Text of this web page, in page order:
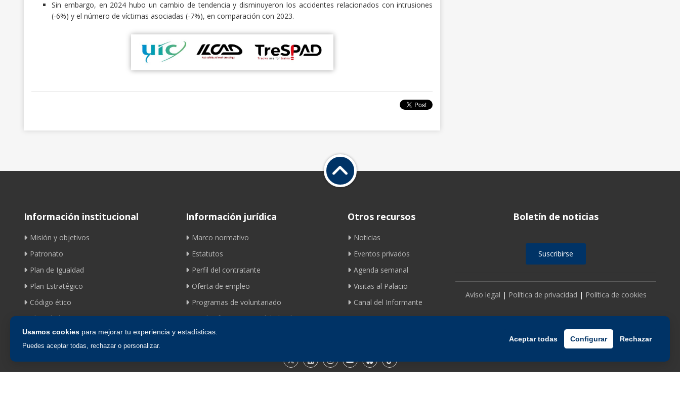
Usamos cookies para mejorar tu experiencia y estadísticas.
Puedes aceptar todas, rechazar o personalizar.
Aceptar todas Configurar Rechazar
Sin embargo, en 2024 hubo un cambio de tendencia y disminuyeron los accidentes relacionados con intrusiones
(-6%) y el número de víctimas asociadas (-7%), en comparación con 2023.
Información institucional
Misión y objetivos
Patronato
Plan de Igualdad
Plan Estratégico
Código ético
Identidad corporativa
Información jurídica
Marco normativo
Estatutos
Perfil del contratante
Oferta de empleo
Programas de voluntariado
Ayudas fomento movilidad ciclista
Otros recursos
Noticias
Eventos privados
Agenda semanal
Visitas al Palacio
Canal del Informante
Contacto
Boletín de noticias
Suscribirse
Avíso legal | Política de privacidad | Política de cookies